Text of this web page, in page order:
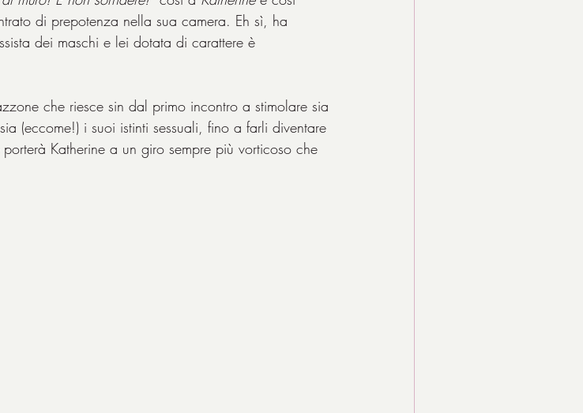
di prepotenza nella sua camera. Eh sì, ha
dei maschi e lei dotata di carattere è
che riesce sin dal primo incontro a stimolare sia
(eccome!) i suoi istinti sessuali, fino a farli diventare
Katherine a un giro sempre più vorticoso che